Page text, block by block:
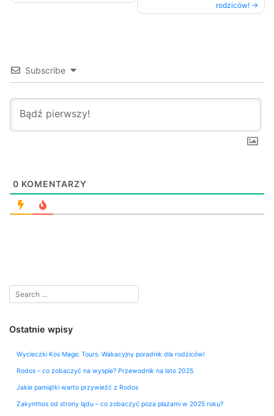
rodziców!
Subscribe
0 KOMENTARZY
Ostatnie wpisy
Wycieczki Kos Magic Tours. Wakacyjny poradnik dla rodziców!
Rodos – co zobaczyć na wyspie? Przewodnik na lato 2025
Jakie pamiątki warto przywieźć z Rodos
Zakynthos od strony lądu – co zobaczyć poza plażami w 2025 roku?